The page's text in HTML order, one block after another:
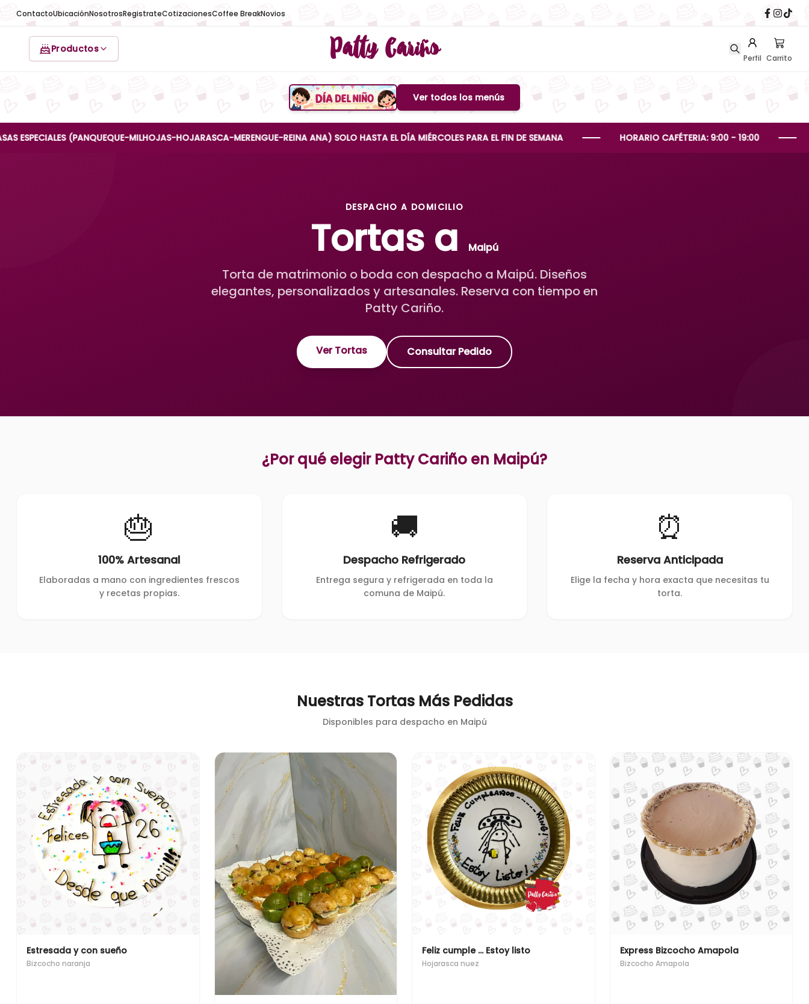
ContactoUbicaciónNosotrosRegistrateCotizacionesCoffee BreakNovios
Productos Patty Cariño Perfil Carrito
Boton de menuVer todos los menús
(PANQUEQUE-MILHOJAS-HOJARASCA-MERENGUE-REINA ANA) SOLO HASTA EL DÍA MIÉRCOLES PARA EL FIN DE SEMANA HORARIO CAFÉTERIA: 9:00 - 19:00
DESPACHO A DOMICILIO
Tortas a Maipú
Torta de matrimonio o boda con despacho a Maipú. Diseños
elegantes, personalizados y artesanales. Reserva con tiempo en
Patty Cariño.
Ver Tortas Consultar Pedido
¿Por qué elegir Patty Cariño en Maipú?
🎂
100% Artesanal
Elaboradas a mano con ingredientes frescos
y recetas propias.
🚚
Despacho Refrigerado
Entrega segura y refrigerada en toda la
comuna de Maipú.
⏰
Reserva Anticipada
Elige la fecha y hora exacta que necesitas tu
torta.
Nuestras Tortas Más Pedidas
Disponibles para despacho en Maipú
Estresada y con sueño
Bizcocho naranja
Feliz cumple ... Estoy listo
Hojarasca nuez
Express Bizcocho Amapola
Bizcocho Amapola